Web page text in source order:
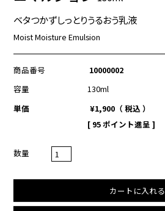
ベタつかずしっとりうるおう乳液
Moist Moisture Emulsion
商品番号
10000002
容量
130ml
単価
¥1,900
税込
[ 95ポイント進呈 ]
カートに入れる